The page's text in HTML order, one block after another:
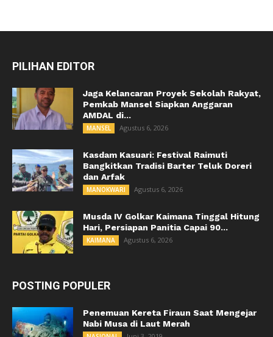
PILIHAN EDITOR
Jaga Kelancaran Proyek Sekolah Rakyat,
Pemkab Mansel Siapkan Anggaran
AMDAL di...
MANSEL Agustus 6, 2026
Kasdam Kasuari: Festival Raimuti
Bangkitkan Tradisi Barter Teluk Doreri
dan Arfak
MANOKWARI Agustus 6, 2026
Musda IV Golkar Kaimana Tinggal Hitung
Hari, Persiapan Panitia Capai 90...
KAIMANA Agustus 6, 2026
POSTING POPULER
Penemuan Kereta Firaun Saat Mengejar
Nabi Musa di Laut Merah